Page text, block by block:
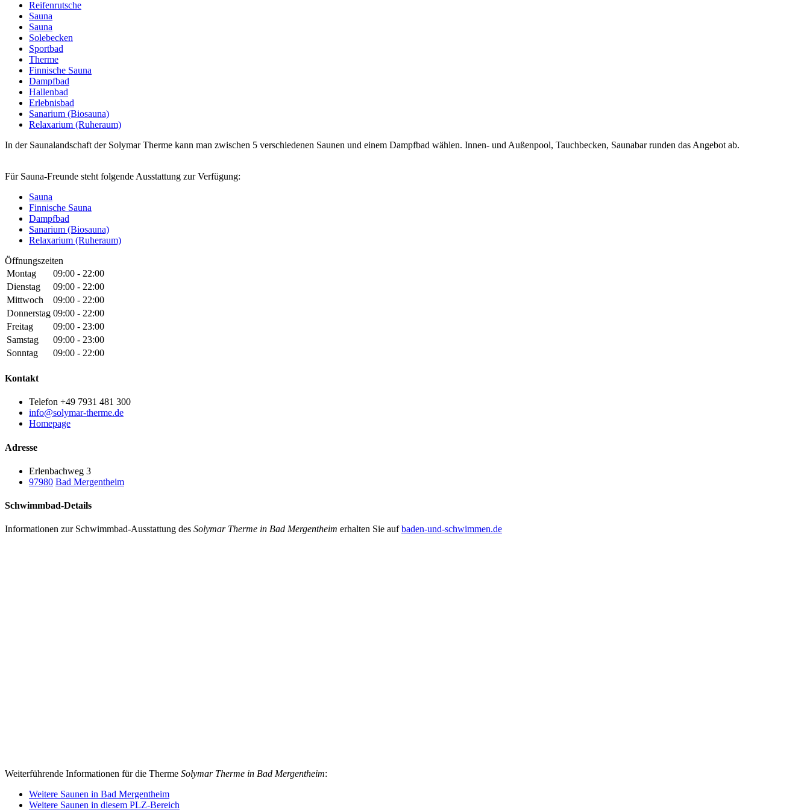
Reifenrutsche
Sauna
Sauna
Solebecken
Sportbad
Therme
Finnische Sauna
Dampfbad
Hallenbad
Erlebnisbad
Sanarium (Biosauna)
Relaxarium (Ruheraum)
In der Saunalandschaft der Solymar Therme kann man zwischen 5 verschiedenen Saunen und einem Dampfbad wählen. Innen- und Außenpool, Tauchbecken, Saunabar runden das Angebot ab.
Für Sauna-Freunde steht folgende Ausstattung zur Verfügung:
Sauna
Finnische Sauna
Dampfbad
Sanarium (Biosauna)
Relaxarium (Ruheraum)
Öffnungszeiten
Montag
09:00 - 22:00
Dienstag
09:00 - 22:00
Mittwoch
09:00 - 22:00
Donnerstag 09:00 - 22:00
Freitag
09:00 - 23:00
Samstag
09:00 - 23:00
Sonntag
09:00 - 22:00
Kontakt
Telefon +49 7931 481 300
info@solymar-therme.de
Homepage
Adresse
Erlenbachweg 3
97980 Bad Mergentheim
Schwimmbad-Details
Informationen zur Schwimmbad-Ausstattung des Solymar Therme in Bad Mergentheim erhalten Sie aufbaden-und-schwimmen.de
Weiterführende Informationen für die Therme Solymar Therme in Bad Mergentheim:
Weitere Saunen in Bad Mergentheim
Weitere Saunen in diesem PLZ-Bereich